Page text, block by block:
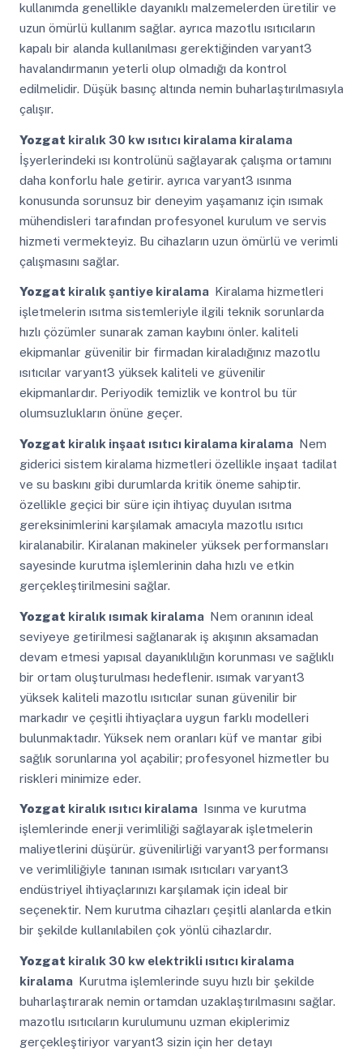
kullanımda genellikle dayanıklı malzemelerden üretilir ve
uzun ömürlü kullanım sağlar. ayrıca mazotlu ısıtıcıların
kapalı bir alanda kullanılması gerektiğinden varyant3
havalandırmanın yeterli olup olmadığı da kontrol
edilmelidir. Düşük basınç altında nemin buharlaştırılmasıyla
çalışır.
Yozgat kiralık 30 kw ısıtıcı kiralama kiralama
İşyerlerindeki ısı kontrolünü sağlayarak çalışma ortamını
daha konforlu hale getirir. ayrıca varyant3 ısınma
konusunda sorunsuz bir deneyim yaşamanız için ısımak
mühendisleri tarafından profesyonel kurulum ve servis
hizmeti vermekteyiz. Bu cihazların uzun ömürlü ve verimli
çalışmasını sağlar.
Yozgat kiralık şantiye kiralama Kiralama hizmetleri
işletmelerin ısıtma sistemleriyle ilgili teknik sorunlarda
hızlı çözümler sunarak zaman kaybını önler. kaliteli
ekipmanlar güvenilir bir firmadan kiraladığınız mazotlu
ısıtıcılar varyant3 yüksek kaliteli ve güvenilir
ekipmanlardır. Periyodik temizlik ve kontrol bu tür
olumsuzlukların önüne geçer.
Yozgat kiralık inşaat ısıtıcı kiralama kiralama Nem
giderici sistem kiralama hizmetleri özellikle inşaat tadilat
ve su baskını gibi durumlarda kritik öneme sahiptir.
özellikle geçici bir süre için ihtiyaç duyulan ısıtma
gereksinimlerini karşılamak amacıyla mazotlu ısıtıcı
kiralanabilir. Kiralanan makineler yüksek performansları
sayesinde kurutma işlemlerinin daha hızlı ve etkin
gerçekleştirilmesini sağlar.
Yozgat kiralık ısımak kiralama Nem oranının ideal
seviyeye getirilmesi sağlanarak iş akışının aksamadan
devam etmesi yapısal dayanıklılığın korunması ve sağlıklı
bir ortam oluşturulması hedeflenir. ısımak varyant3
yüksek kaliteli mazotlu ısıtıcılar sunan güvenilir bir
markadır ve çeşitli ihtiyaçlara uygun farklı modelleri
bulunmaktadır. Yüksek nem oranları küf ve mantar gibi
sağlık sorunlarına yol açabilir; profesyonel hizmetler bu
riskleri minimize eder.
Yozgat kiralık ısıtıcı kiralama Isınma ve kurutma
işlemlerinde enerji verimliliği sağlayarak işletmelerin
maliyetlerini düşürür. güvenilirliği varyant3 performansı
ve verimliliğiyle tanınan ısımak ısıtıcıları varyant3
endüstriyel ihtiyaçlarınızı karşılamak için ideal bir
seçenektir. Nem kurutma cihazları çeşitli alanlarda etkin
bir şekilde kullanılabilen çok yönlü cihazlardır.
Yozgat kiralık 30 kw elektrikli ısıtıcı kiralama
kiralama Kurutma işlemlerinde suyu hızlı bir şekilde
buharlaştırarak nemin ortamdan uzaklaştırılmasını sağlar.
mazotlu ısıtıcıların kurulumunu uzman ekiplerimiz
gerçekleştiriyor varyant3 sizin için her detayı